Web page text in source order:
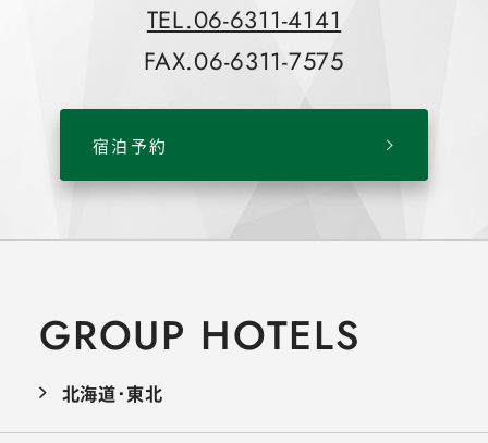
TEL.06-6311-4141
FAX.06-6311-7575
宿泊予約
GROUP HOTELS
北海道･東北